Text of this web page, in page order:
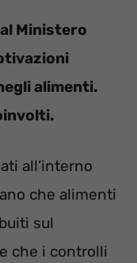
Ministero
alimenti.
all’interno
che alimenti
sul
che i controlli